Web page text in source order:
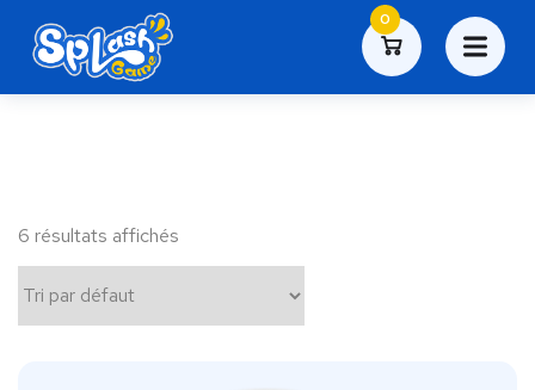
0
6 résultats affichés